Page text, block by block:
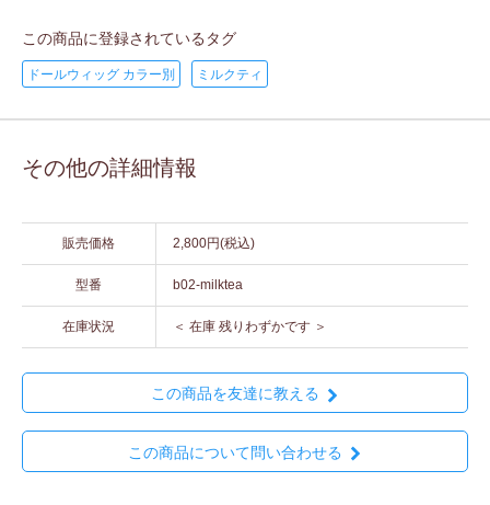
この商品に登録されているタグ
ドールウィッグ カラー別 ミルクティ
その他の詳細情報
販売価格 2,800円(税込)
型番 b02-milktea
在庫状況 ＜ 在庫 残りわずかです ＞
この商品を友達に教える
この商品について問い合わせる